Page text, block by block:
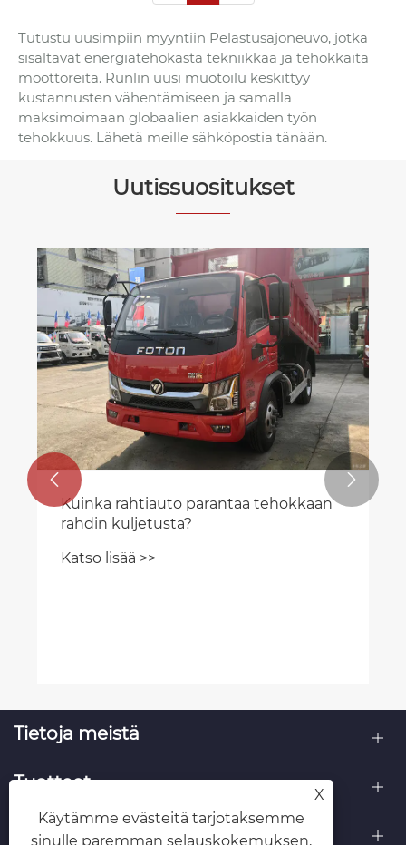
Tutustu uusimpiin myyntiin Pelastusajoneuvo, jotka
sisältävät energiatehokasta tekniikkaa ja tehokkaita
moottoreita. Runlin uusi muotoilu keskittyy
kustannusten vähentämiseen ja samalla
maksimoimaan globaalien asiakkaiden työn
tehokkuus. Lähetä meille sähköpostia tänään.
Uutissuositukset
Kuinka rahtiauto parantaa tehokkaan
rahdin kuljetusta?
Katso lisää >>
 
Tietoja meistä
Tuotteet
Ota meihin yhteyttä
X
Käytämme evästeitä tarjotaksemme
sinulle paremman selauskokemuksen,